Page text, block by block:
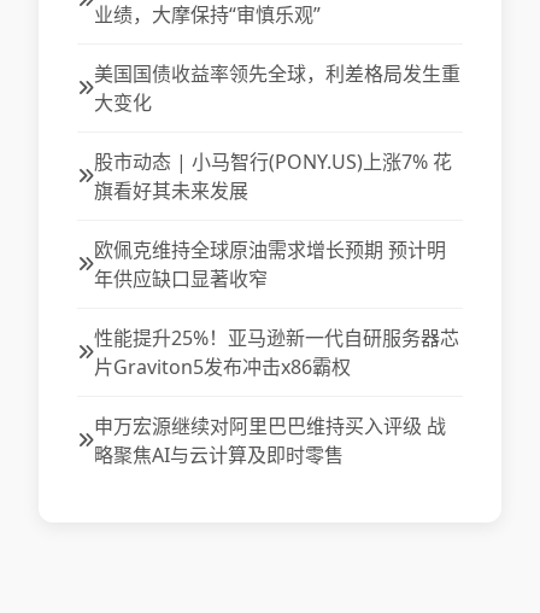
业绩，大摩保持“审慎乐观”
美国国债收益率领先全球，利差格局发生重
大变化
股市动态 | 小马智行(PONY.US)上涨7% 花
旗看好其未来发展
欧佩克维持全球原油需求增长预期 预计明
年供应缺口显著收窄
性能提升25%！亚马逊新一代自研服务器芯
片Graviton5发布冲击x86霸权
申万宏源继续对阿里巴巴维持买入评级 战
略聚焦AI与云计算及即时零售